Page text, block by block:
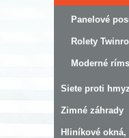
Panelové
Rolety Twinroll
Moderné
Siete proti
Zimné záhrady
Hliníkové okná,